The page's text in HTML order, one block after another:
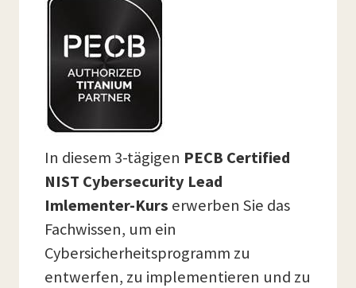
In diesem 3-tägigen PECB Certified
NIST Cybersecurity Lead
Imlementer-Kurs erwerben Sie das
Fachwissen, um ein
Cybersicherheitsprogramm zu
entwerfen, zu implementieren und zu